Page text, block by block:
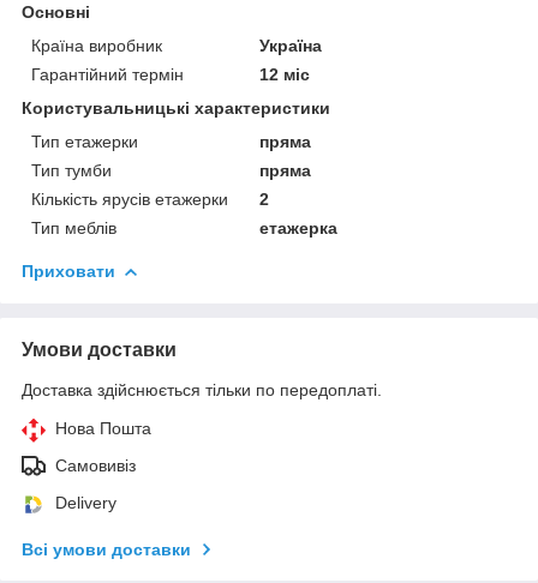
Основні
Країна виробник
Україна
Гарантійний термін
12 міс
Користувальницькі характеристики
Тип етажерки
пряма
Тип тумби
пряма
Кількість ярусів етажерки
2
Тип меблів
етажерка
Приховати
Умови доставки
Доставка здійснюється тільки по передоплаті.
Нова Пошта
Самовивіз
Delivery
Всі умови доставки